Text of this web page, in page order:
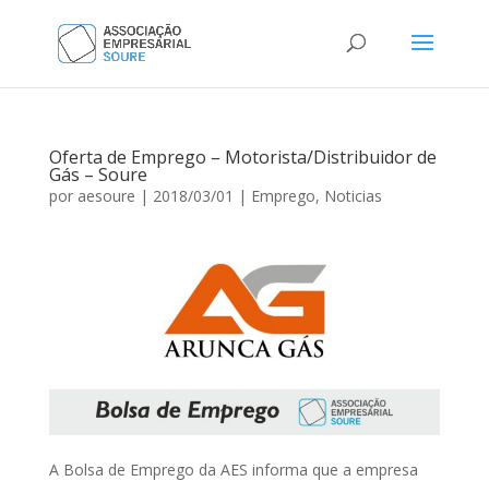
Oferta de Emprego – Motorista/Distribuidor de
Gás – Soure
por aesoure | 2018/03/01 | Emprego, Noticias
A Bolsa de Emprego da AES informa que a empresa